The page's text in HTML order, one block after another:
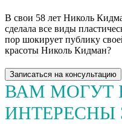
В свои 58 лет Николь
сделала все виды
пор шокирует публику
красоты Николь Кидман?
Записаться на консультацию
ВАМ МОГУТ
ИНТЕРЕСНЫ